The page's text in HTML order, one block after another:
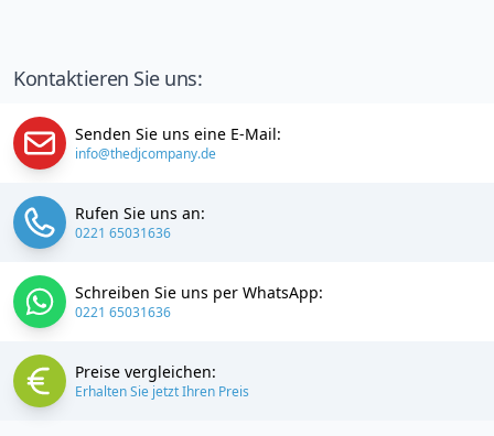
Kontaktieren Sie uns:
Senden Sie uns eine E-Mail:
info@thedjcompany.de
Rufen Sie uns an:
0221 65031636
Schreiben Sie uns per WhatsApp:
0221 65031636
Preise vergleichen:
Erhalten Sie jetzt Ihren Preis